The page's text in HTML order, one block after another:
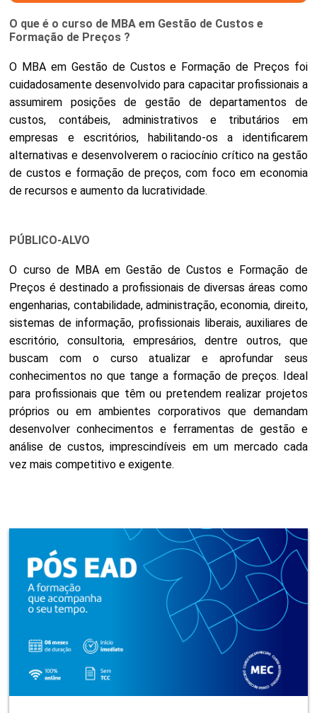
O que é o curso de MBA em Gestão de Custos e
Formação de Preços ?
O MBA em Gestão de Custos e Formação de Preços foi
cuidadosamente desenvolvido para capacitar profissionais a
assumirem posições de gestão de departamentos de
custos, contábeis, administrativos e tributários em
empresas e escritórios, habilitando-os a identificarem
alternativas e desenvolverem o raciocínio crítico na gestão
de custos e formação de preços, com foco em economia
de recursos e aumento da lucratividade.
PÚBLICO-ALVO
O curso de MBA em Gestão de Custos e Formação de
Preços é destinado a profissionais de diversas áreas como
engenharias, contabilidade, administração, economia, direito,
sistemas de informação, profissionais liberais, auxiliares de
escritório, consultoria, empresários, dentre outros, que
buscam com o curso atualizar e aprofundar seus
conhecimentos no que tange a formação de preços. Ideal
para profissionais que têm ou pretendem realizar projetos
próprios ou em ambientes corporativos que demandam
desenvolver conhecimentos e ferramentas de gestão e
análise de custos, imprescindíveis em um mercado cada
vez mais competitivo e exigente.